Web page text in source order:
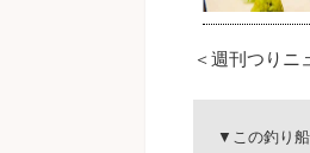
＜週刊つりニ
▼この釣り